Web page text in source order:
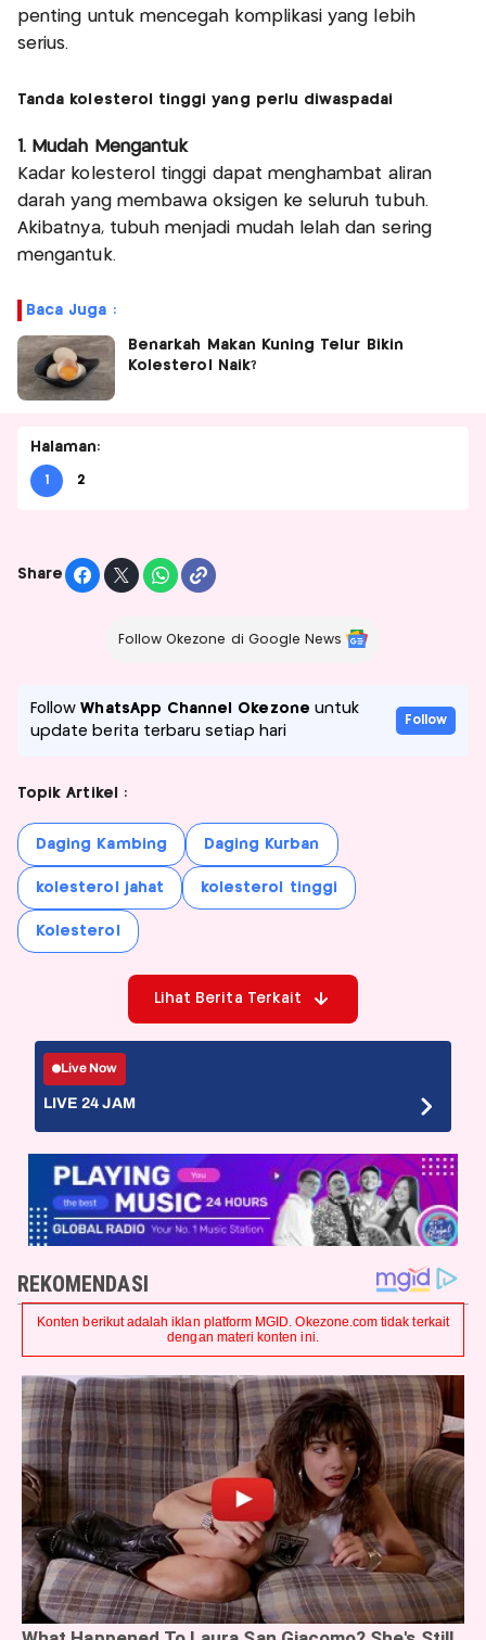
penting untuk mencegah komplikasi yang lebih
serius.
Tanda kolesterol tinggi yang perlu diwaspadai
1. Mudah Mengantuk
Kadar kolesterol tinggi dapat menghambat aliran
darah yang membawa oksigen ke seluruh tubuh.
Akibatnya, tubuh menjadi mudah lelah dan sering
mengantuk.
Baca Juga :
Benarkah Makan Kuning Telur Bikin
Kolesterol Naik?
Halaman:
1 2
Share
Follow Okezone di Google News
FollowWhatsApp Channel Okezone untuk
update berita terbaru setiap hari
Follow
Topik Artikel :
Daging Kambing Daging Kurban
kolesterol jahat kolesterol tinggi
Kolesterol
Lihat Berita Terkait
Live Now
LIVE 24 JAM